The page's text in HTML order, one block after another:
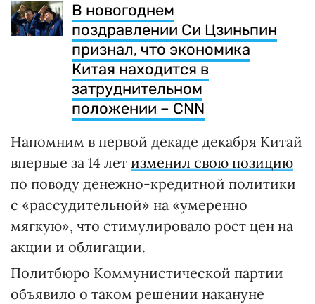
В новогоднем
поздравлении Си Цзиньпин
признал, что экономика
Китая находится в
затруднительном
положении – CNN
Напомним в первой декаде декабря Китай
впервые за 14 лет изменил свою позицию
по поводу денежно-кредитной политики
с «рассудительной» на «умеренно
мягкую», что стимулировало рост цен на
акции и облигации.
Политбюро Коммунистической партии
объявило о таком решении накануне